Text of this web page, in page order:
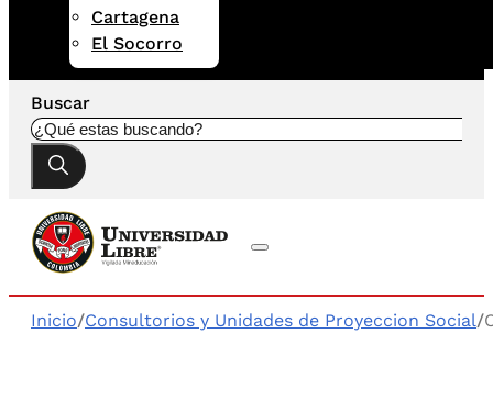
Cartagena
El Socorro
Buscar
Inicio/Consultorios y Unidades de Proyeccion Social/